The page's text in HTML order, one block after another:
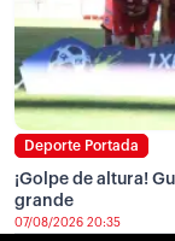
Deporte Portada
¡Golpe de altura!
grande
07/08/2026 20:35